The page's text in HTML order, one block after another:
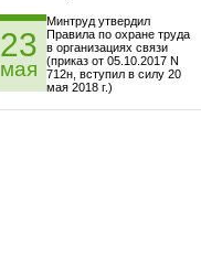
23
мая
Минтруд утвердил
Правила по охране труда
в организациях связи
(приказ от 05.10.2017 N
712н, вступил в силу 20
мая 2018 г.)